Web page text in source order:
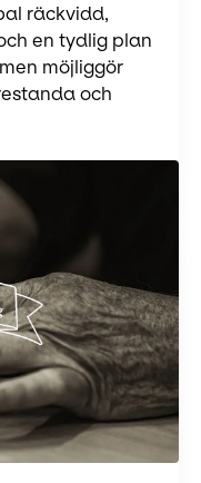
räckvidd,
en tydlig plan
möjliggör
och